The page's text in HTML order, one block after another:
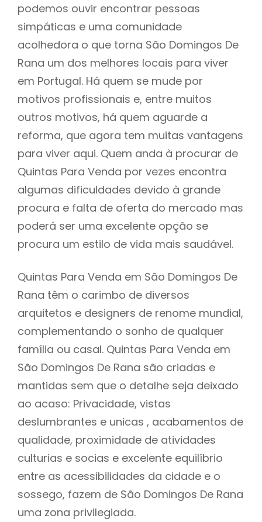
podemos ouvir encontrar pessoas
simpáticas e uma comunidade
acolhedora o que torna São Domingos De
Rana um dos melhores locais para viver
em Portugal. Há quem se mude por
motivos profissionais e, entre muitos
outros motivos, há quem aguarde a
reforma, que agora tem muitas vantagens
para viver aqui. Quem anda à procurar de
Quintas Para Venda por vezes encontra
algumas dificuldades devido à grande
procura e falta de oferta do mercado mas
poderá ser uma excelente opção se
procura um estilo de vida mais saudável.
Quintas Para Venda em São Domingos De
Rana têm o carimbo de diversos
arquitetos e designers de renome mundial,
complementando o sonho de qualquer
família ou casal. Quintas Para Venda em
São Domingos De Rana são criadas e
mantidas sem que o detalhe seja deixado
ao acaso: Privacidade, vistas
deslumbrantes e unicas , acabamentos de
qualidade, proximidade de atividades
culturias e socias e excelente equilíbrio
entre as acessibilidades da cidade e o
sossego, fazem de São Domingos De Rana
uma zona privilegiada.